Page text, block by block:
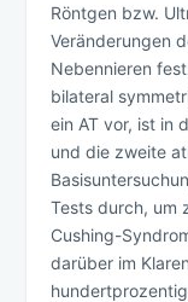
Röntgen bzw.
Veränderungen
Nebennieren
bilateral
ein AT vor, ist in
und die zweite
Tests durch, um
Cushing-
darüber im